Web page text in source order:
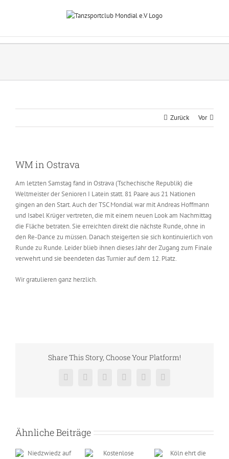
Zurück Vor
WM in Ostrava
Am letzten Samstag fand in Ostrava (Tschechische Republik) die
Weltmeister der Senioren I Latein statt. 81 Paare aus 21 Nationen
gingen an den Start. Auch der TSC Mondial war mit Andreas Hoffmann
und Isabel Krüger vertreten, die mit einem neuen Look am Nachmittag
die Fläche betraten. Sie erreichten direkt die nächste Runde, ohne in
den Re-Dance zu müssen. Danach steigerten sie sich kontinuierlich von
Runde zu Runde. Leider blieb ihnen dieses Jahr der Zugang zum Finale
verwehrt und sie beendeten das Turnier auf dem 12. Platz.
Wir gratulieren ganz herzlich.
Share This Story, Choose Your Platform!
Facebook
X RedditLinkedInPinterestVk
Ähnliche Beiträge